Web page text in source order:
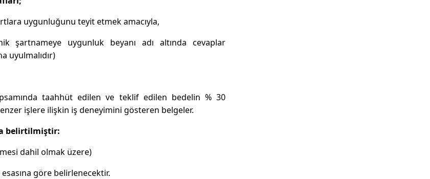
uygunluğunu teyit etmek amacıyla,
şartnameye uygunluk beyanı adı altında cevaplar
uyulmalıdır)
taahhüt edilen ve teklif edilen bedelin % 30
işlere ilişkin iş deneyimini gösteren belgeler.
belirtilmiştir:
dahil olmak üzere)
göre belirlenecektir.